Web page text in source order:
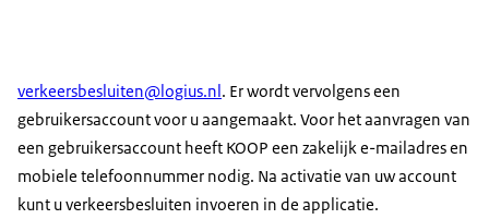
verkeersbesluiten@logius.nl. Er wordt vervolgens een
gebruikersaccount voor u aangemaakt. Voor het aanvragen van
een gebruikersaccount heeft KOOP een zakelijk e-mailadres en
mobiele telefoonnummer nodig. Na activatie van uw account
kunt u verkeersbesluiten invoeren in de applicatie.